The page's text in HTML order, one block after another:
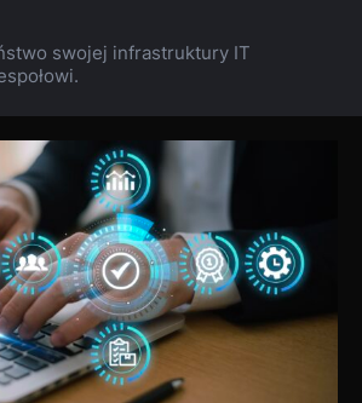
swojej infrastruktury IT